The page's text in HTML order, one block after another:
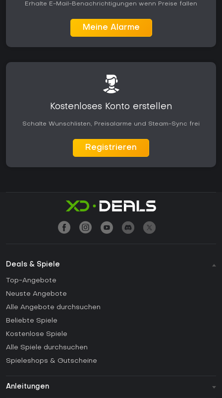
Erhalte E-Mail-Benachrichtigungen wenn Preise fallen
Meine Alarme
Kostenloses Konto erstellen
Schalte Wunschlisten, Preisalarme und Steam-Sync frei
Registrieren
Deals & Spiele
Top-Angebote
Neuste Angebote
Alle Angebote durchsuchen
Beliebte Spiele
Kostenlose Spiele
Alle Spiele durchsuchen
Spieleshops & Gutscheine
Anleitungen